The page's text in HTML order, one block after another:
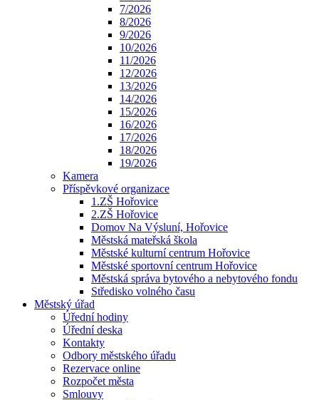
7/2026
8/2026
9/2026
10/2026
11/2026
12/2026
13/2026
14/2026
15/2026
16/2026
17/2026
18/2026
19/2026
Kamera
Příspěvkové organizace
1.ZŠ Hořovice
2.ZŠ Hořovice
Domov Na Výsluní, Hořovice
Městská mateřská škola
Městské kulturní centrum Hořovice
Městské sportovní centrum Hořovice
Městská správa bytového a nebytového fondu
Středisko volného času
Městský úřad
Úřední hodiny
Úřední deska
Kontakty
Odbory městského úřadu
Rezervace online
Rozpočet města
Smlouvy